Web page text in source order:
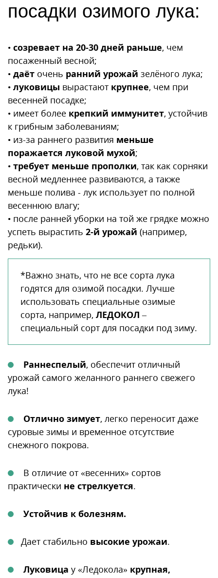
посадки озимого лука:
• созревает на 20-30 дней раньше, чем
посаженный весной;
• даёт очень ранний урожай зелёного лука;
• луковицы вырастают крупнее, чем при
весенней посадке;
• имеет более крепкий иммунитет, устойчив
к грибным заболеваниям;
• из-за раннего развития меньше
поражается луковой мухой;
• требует меньше прополки, так как сорняки
весной медленнее развиваются, а также
меньше полива - лук использует по полной
весеннюю влагу;
• после ранней уборки на той же грядке можно
успеть вырастить 2-й урожай (например,
редьки).
*Важно знать, что не все сорта лука
годятся для озимой посадки. Лучше
использовать специальные озимые
сорта, например, ЛЕДОКОЛ –
специальный сорт для посадки под зиму.
Раннеспелый, обеспечит отличный
урожай самого желанного раннего свежего
лука!
Отлично зимует, легко переносит даже
суровые зимы и временное отсутствие
снежного покрова.
В отличие от «весенних» сортов
практически не стрелкуется.
Устойчив к болезням.
Дает стабильно высокие урожаи.
Луковица у «Ледокола» крупная,